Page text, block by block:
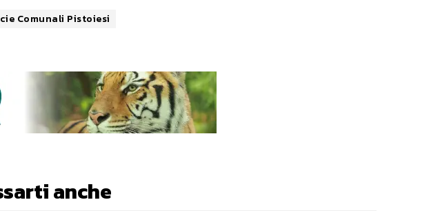
Comunali Pistoiesi
anche